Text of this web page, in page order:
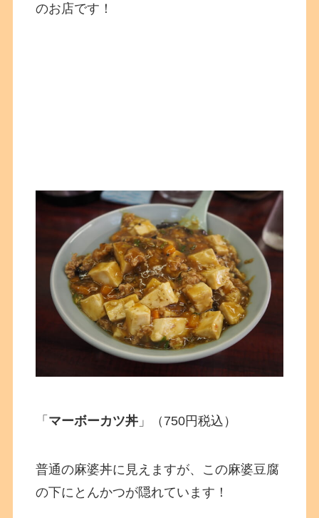
のお店です！
「 マーボーカツ丼 」（750円税込）
普通の麻婆丼に見えますが、この麻婆豆腐
の下にとんかつが隠れています！